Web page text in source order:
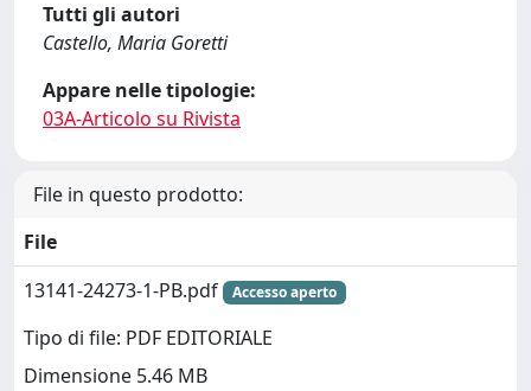
Tutti gli autori
Castello, Maria Goretti
Appare nelle tipologie:
03A-Articolo su Rivista
File in questo prodotto:
File
13141-24273-1-PB.pdf
Accesso aperto
Tipo di file: PDF EDITORIALE
Dimensione 5.46 MB